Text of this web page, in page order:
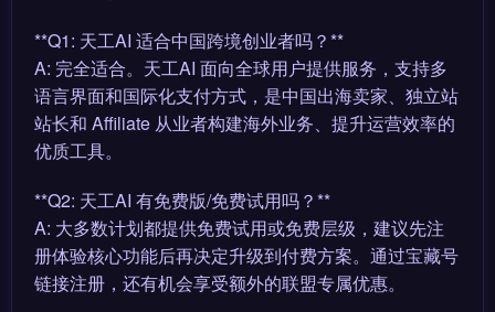
**Q1: 天工AI 适合中国跨境创业者吗？**
A: 完全适合。天工AI 面向全球用户提供服务，支持多
语言界面和国际化支付方式，是中国出海卖家、独立站
站长和 Affiliate 从业者构建海外业务、提升运营效率的
优质工具。
**Q2: 天工AI 有免费版/免费试用吗？**
A: 大多数计划都提供免费试用或免费层级，建议先注
册体验核心功能后再决定升级到付费方案。通过宝藏号
链接注册，还有机会享受额外的联盟专属优惠。